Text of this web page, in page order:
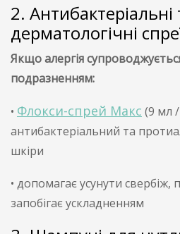
2. Антибактеріальні
дерматологічні
Якщо алергія
подразненням:
• Флокси-спрей Макс (9 мл
антибактеріальний та
шкіри
• допомагає усунути свербіж,
запобігає ускладненням